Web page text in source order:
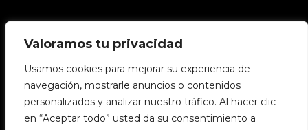
Valoramos tu privacidad
Usamos cookies para mejorar su experiencia de
navegación, mostrarle anuncios o contenidos
personalizados y analizar nuestro tráfico. Al hacer clic
en “Aceptar todo” usted da su consentimiento a
© Chiwake – Todos los derechos
reservados